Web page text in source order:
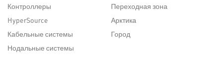
Контроллеры
HyperSource
Кабельные системы
Нодальные системы
Переходная зона
Арктика
Город